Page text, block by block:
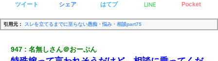
ツイート シェア はてブ LINE Pocket
引用元： スレを立てるまでに至らない愚痴・悩み・相談part75
947 名無しさん＠おーぷん